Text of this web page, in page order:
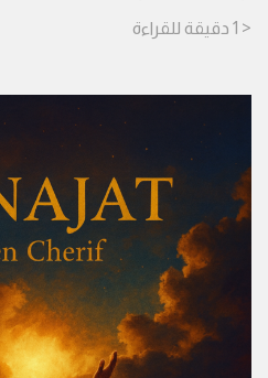
< 1 دقيقة للقراءة